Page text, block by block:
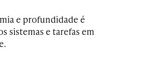
e profundidade é
sistemas e tarefas em